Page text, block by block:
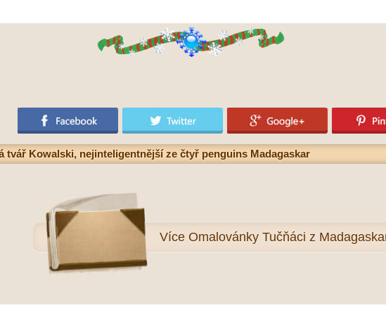
tvář Kowalski, nejinteligentnější ze čtyř penguins Madagaskar
Více Omalovánky Tučňáci z